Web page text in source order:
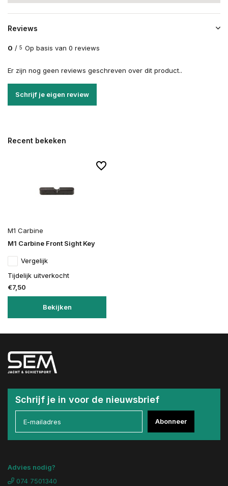
Reviews
0 / 5 Op basis van 0 reviews
Er zijn nog geen reviews geschreven over dit product..
Schrijf je eigen review
Recent bekeken
M1 Carbine
M1 Carbine Front Sight Key
Vergelijk
Tijdelijk uitverkocht
€7,50
Bekijken
Schrijf je in voor de nieuwsbrief
Abonneer
Advies nodig?
074 7501340